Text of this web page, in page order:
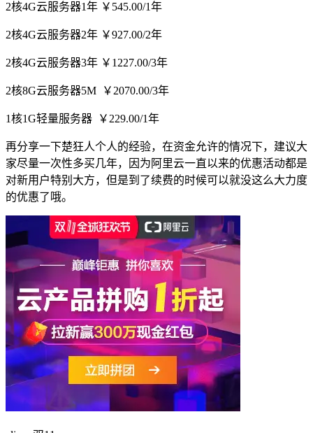
2核4G云服务器1年 ￥545.00/1年
2核4G云服务器2年 ￥927.00/2年
2核4G云服务器3年 ￥1227.00/3年
2核8G云服务器5M ￥2070.00/3年
1核1G轻量服务器 ￥229.00/1年
再分享一下楚狂人个人的经验，在资金允许的情况下，建议大
家尽量一次性多买几年，因为阿里云一直以来的优惠活动都是
对新用户特别大方，但是到了续费的时候可以就没这么大力度
的优惠了哦。